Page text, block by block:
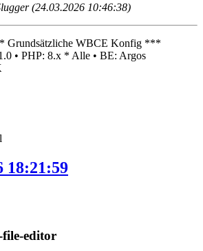
(24.03.2026 10:46:38)
WBCE Konfig ***
• PHP: 8.x * Alle • BE: Argos
18:21:59
file-editor